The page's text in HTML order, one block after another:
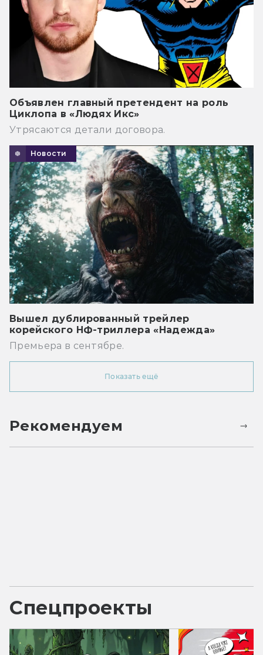
Объявлен главный претендент на роль
Циклопа в «Людях Икс»
Утрясаются детали договора.
Новости
Вышел дублированный трейлер
корейского НФ-триллера «Надежда»
Премьера в сентябре.
Показать ещё
Рекомендуем
Спецпроекты